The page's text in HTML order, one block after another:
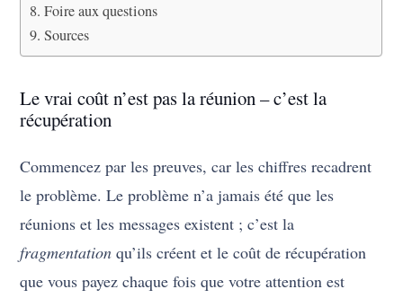
Foire aux questions
Sources
Le vrai coût n’est pas la réunion – c’est la
récupération
Commencez par les preuves, car les chiffres recadrent
le problème. Le problème n’a jamais été que les
réunions et les messages existent ; c’est la
fragmentation qu’ils créent et le coût de récupération
que vous payez chaque fois que votre attention est